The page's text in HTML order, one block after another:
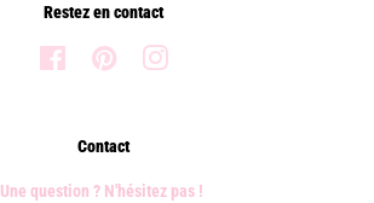
Restez en contact
Facebook Pinterest
Contact
Une question ? N'hésitez pas !